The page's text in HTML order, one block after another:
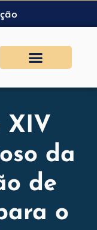
XIV
da
de
o